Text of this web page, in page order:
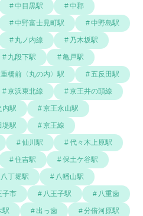
中目黒駅 中郡
中野富士見町駅 中野島駅
丸ノ内線 乃木坂駅
九段下駅 亀戸駅
橋前〈丸の内〉駅 五反田駅
京浜東北線 京王井の頭線
内駅 京王永山駅
堤駅 京王線
仙川駅 代々木上原駅
住吉駅 保土ケ谷駅
八丁堀駅 八幡山駅
子市 八王子駅 八重歯
駅 出っ歯 分倍河原駅